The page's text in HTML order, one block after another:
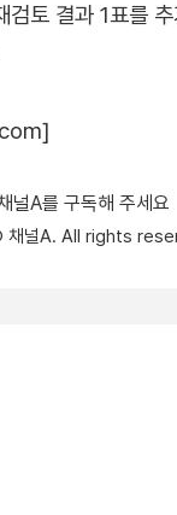
토 결과 1표를
널A를 구독해 주세요
널A. All rights